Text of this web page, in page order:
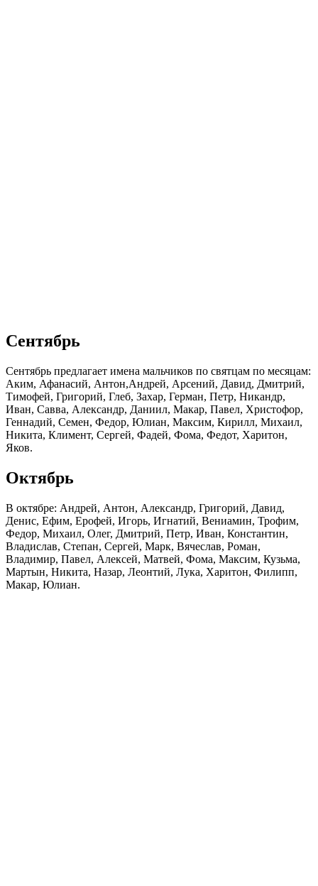
Сентябрь
Сентябрь предлагает имена мальчиков по святцам по месяцам:
Аким, Афанасий, Антон,Андрей, Арсений, Давид, Дмитрий,
Тимофей, Григорий, Глеб, Захар, Герман, Петр, Никандр,
Иван, Савва, Александр, Даниил, Макар, Павел, Христофор,
Геннадий, Семен, Федор, Юлиан, Максим, Кирилл, Михаил,
Никита, Климент, Сергей, Фадей, Фома, Федот, Харитон,
Яков.
Октябрь
В октябре: Андрей, Антон, Александр, Григорий, Давид,
Денис, Ефим, Ерофей, Игорь, Игнатий, Вениамин, Трофим,
Федор, Михаил, Олег, Дмитрий, Петр, Иван, Константин,
Владислав, Степан, Сергей, Марк, Вячеслав, Роман,
Владимир, Павел, Алексей, Матвей, Фома, Максим, Кузьма,
Мартын, Никита, Назар, Леонтий, Лука, Харитон, Филипп,
Макар, Юлиан.